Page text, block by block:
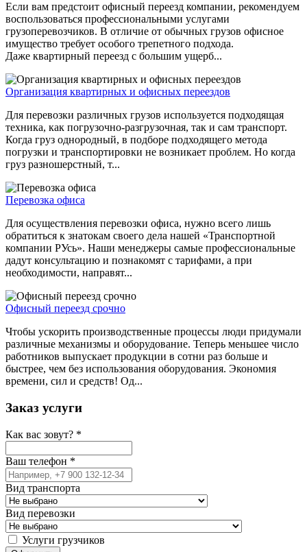
Если вам предстоит офисный переезд компании, рекомендуем
воспользоваться профессиональными услугами
грузоперевозчиков. В отличие от обычных грузов офисное
имущество требует особого трепетного подхода.
Даже квартирный переезд с большим ущерб...
Организация квартирных и офисных переездов
Для перевозки различных грузов используется подходящая
техника, как погрузочно-разгрузочная, так и сам транспорт.
Когда груз однородный, в подборе подходящего метода
погрузки и транспортировки не возникает проблем. Но когда
груз разношерстный, т...
Перевозка офиса
Для осуществления перевозки офиса, нужно всего лишь
обратиться к знатокам своего дела нашей «Транспортной
компании РУсь». Наши менеджеры самые профессиональные
дадут консультацию и познакомят с тарифами, а при
необходимости, направят...
Офисный переезд срочно
Чтобы ускорить производственные процессы люди придумали
различные механизмы и оборудование. Теперь меньшее число
работников выпускает продукции в сотни раз больше и
быстрее, чем без использования оборудования. Экономия
времени, сил и средств! Од...
Заказ услуги
Как вас зовут? *
Ваш телефон *
Вид транспорта
Вид перевозки
Услуги грузчиков